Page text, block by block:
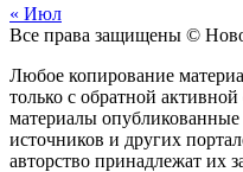
« Июл
Все права защищены ©
Любое копирование
только с обратной
материалы
источников и других
авторство принадлежат их